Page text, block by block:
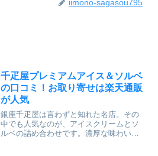
iimono-sagasou795
千疋屋プレミアムアイス＆ソルベ
の口コミ！お取り寄せは楽天通販
が人気
銀座千疋屋は言わずと知れた名店。その
中でも人気なのが、アイスクリームとソ
ルベの詰め合わせです。濃厚な味わいの